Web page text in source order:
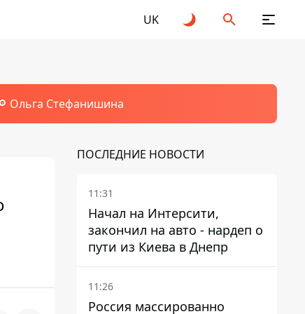
UK
Ольга Стефанишина
ПОСЛЕДНИЕ НОВОСТИ
11:31
Начал на Интерсити,
закончил на авто - нардеп о
пути из Киева в Днепр
11:26
Россия массированно